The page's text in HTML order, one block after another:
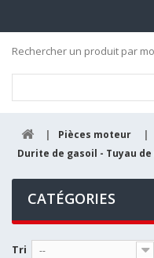
Rechercher un produit par
| Pièces moteur
|
Durite de gasoil - Tuyau
CATÉGORIES
Tri --